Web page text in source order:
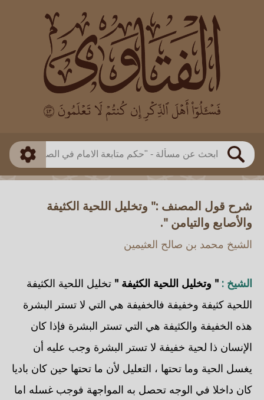
بحث
العالم
بن باز
بن العثيمين
اللجنة الدائمة
طريقة البحث
ذكي
شرح قول المصنف :" وتخليل اللحية الكثيفة
والأصابع والتيامن ".
الشيخ محمد بن صالح العثيمين
الشيخ : " وتخليل اللحية الكثيفة " تخليل اللحية الكثيفة
اللحية كثيفة وخفيفة فالخفيفة هي التي لا تستر البشرة
هذه الخفيفة والكثيفة هي التي تستر البشرة فإذا كان
الإنسان ذا لحية خفيفة لا تستر البشرة وجب عليه أن
يغسل الحية وما تحتها ، التعليل لأن ما تحتها حين كان باديا
كان داخلا في الوجه تحصل به المواجهة فوجب غسله اما